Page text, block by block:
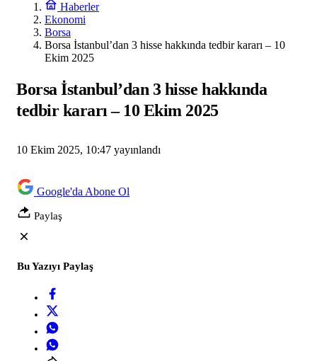
Haberler
Ekonomi
Borsa
Borsa İstanbul’dan 3 hisse hakkında tedbir kararı – 10
Ekim 2025
Borsa İstanbul’dan 3 hisse hakkında
tedbir kararı – 10 Ekim 2025
10 Ekim 2025, 10:47 yayınlandı
Google'da Abone Ol
Paylaş
Bu Yazıyı Paylaş